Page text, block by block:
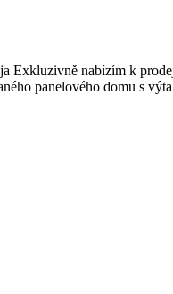
Exkluzivně nabízím k
panelového domu s